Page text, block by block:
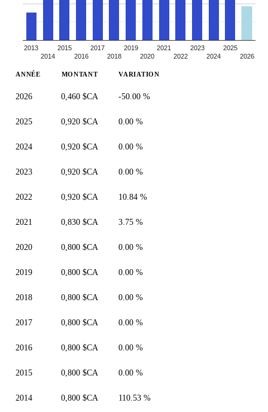
2013
2014
2015
2016
2017
2018
2019
2020
2021
2022
2023
2024
2025
2026
ANNÉE MONTANT VARIATION
2026 0,460 $CA -50.00 %
2025 0,920 $CA 0.00 %
2024 0,920 $CA 0.00 %
2023 0,920 $CA 0.00 %
2022 0,920 $CA 10.84 %
2021 0,830 $CA 3.75 %
2020 0,800 $CA 0.00 %
2019 0,800 $CA 0.00 %
2018 0,800 $CA 0.00 %
2017 0,800 $CA 0.00 %
2016 0,800 $CA 0.00 %
2015 0,800 $CA 0.00 %
2014 0,800 $CA 110.53 %